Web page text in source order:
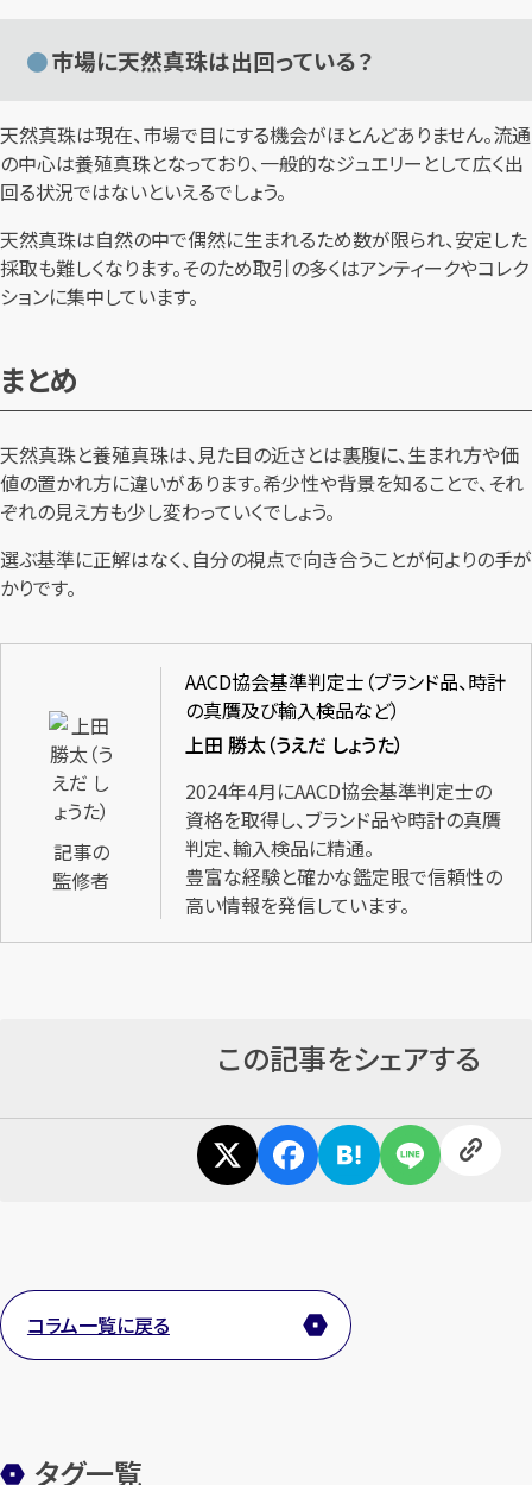
市場に天然真珠は出回っている？
天然真珠は現在、市場で目にする機会がほとんどありません。流通
の中心は養殖真珠となっており、一般的なジュエリーとして広く出
回る状況ではないといえるでしょう。
天然真珠は自然の中で偶然に生まれるため数が限られ、安定した
採取も難しくなります。そのため取引の多くはアンティークやコレク
ションに集中しています。
まとめ
天然真珠と養殖真珠は、見た目の近さとは裏腹に、生まれ方や価
値の置かれ方に違いがあります。希少性や背景を知ることで、それ
ぞれの見え方も少し変わっていくでしょう。
選ぶ基準に正解はなく、自分の視点で向き合うことが何よりの手が
かりです。
記事の
監修者
AACD協会基準判定士（ブランド品、時計
の真贋及び輸入検品など）
上田 勝太（うえだ しょうた）
2024年4月にAACD協会基準判定士の
資格を取得し、ブランド品や時計の真贋
判定、輸入検品に精通。
豊富な経験と確かな鑑定眼で信頼性の
高い情報を発信しています。
この記事をシェアする
コラム一覧に戻る
タグ一覧